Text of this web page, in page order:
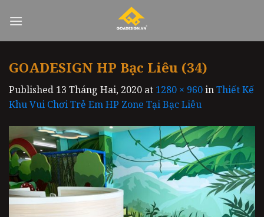
GOADESIGN HP Bạc Liêu (34)
Published 13 Tháng Hai, 2020 at 1280 × 960inThiết Kế
Khu Vui Chơi Trẻ Em HP Zone Tại Bạc Liêu